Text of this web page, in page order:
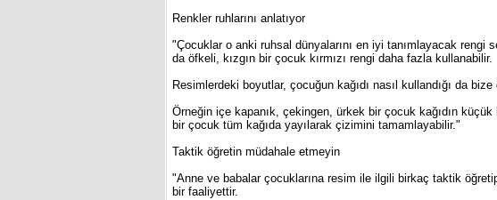
Renkler ruhlarını anlatıyor
"Çocuklar o anki ruhsal dünyalarını en iyi tanımlayacak
da öfkeli, kızgın bir çocuk kırmızı rengi daha fazla kullanabilir.
Resimlerdeki boyutlar, çocuğun kağıdı nasıl kullandığı da
Örneğin içe kapanık, çekingen, ürkek bir çocuk kağıdın
bir çocuk tüm kağıda yayılarak çizimini tamamlayabilir."
Taktik öğretin müdahale etmeyin
"Anne ve babalar çocuklarına resim ile ilgili birkaç taktik
bir faaliyettir.